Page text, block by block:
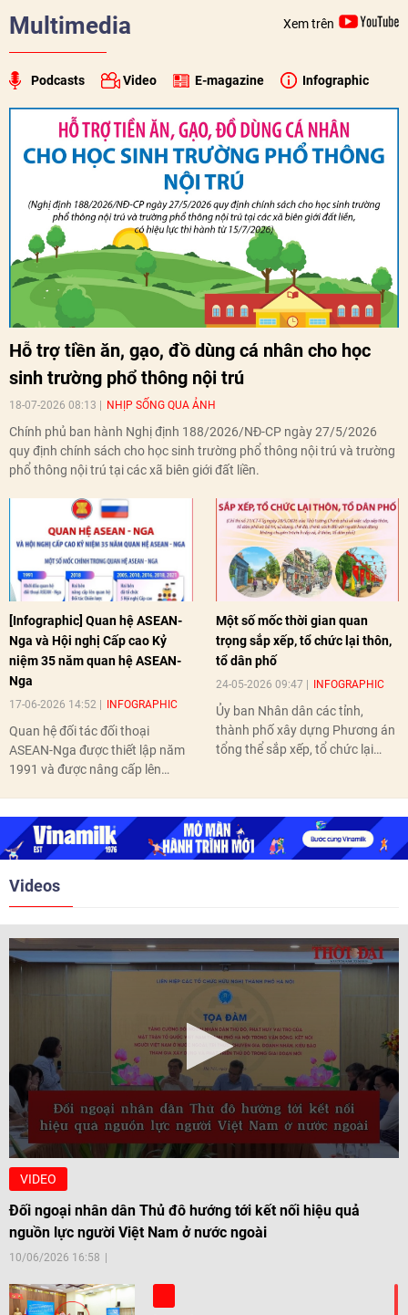
Multimedia Xem trên
Podcasts Video E-magazine Infographic
Hỗ trợ tiền ăn, gạo, đồ dùng cá nhân cho học
sinh trường phổ thông nội trú
18-07-2026 08:13 NHỊP SỐNG QUA ẢNH
Chính phủ ban hành Nghị định 188/2026/NĐ-CP ngày 27/5/2026
quy định chính sách cho học sinh trường phổ thông nội trú và trường
phổ thông nội trú tại các xã biên giới đất liền.
[Infographic] Quan hệ ASEAN-
Nga và Hội nghị Cấp cao Kỷ
niệm 35 năm quan hệ ASEAN-
Nga
17-06-2026 14:52 INFOGRAPHIC
Quan hệ đối tác đối thoại
ASEAN-Nga được thiết lập năm
1991 và được nâng cấp lên
nghị Cấp cao vào các năm 2005,
2010, 2016, 2018, 2021.
Một số mốc thời gian quan
trọng sắp xếp, tổ chức lại thôn,
tổ dân phố
24-05-2026 09:47 INFOGRAPHIC
Ủy ban Nhân dân các tỉnh,
thành phố xây dựng Phương án
tổng thể sắp xếp, tổ chức lại
Videos
VIDEO
Đối ngoại nhân dân Thủ đô hướng tới kết nối hiệu quả
nguồn lực người Việt Nam ở nước ngoài
10/06/2026 16:58